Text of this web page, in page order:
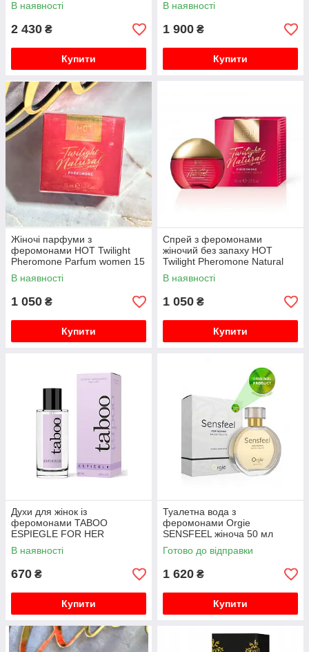
В наявності
2 430 ₴
Купити
В наявності
1 900 ₴
Купити
Жіночі парфуми з
феромонами HOT Twilight
Pheromone Parfum women 15
ml
В наявності
1 050 ₴
Купити
Спрей з феромонами
жіночий без запаху HOT
Twilight Pheromone Natural
Spray women 15 ml
В наявності
1 050 ₴
Купити
Духи для жінок із
феромонами TABOO
ESPIEGLE FOR HER
В наявності
670 ₴
Купити
Туалетна вода з
феромонами Orgie
SENSFEEL жіноча 50 мл
Готово до відправки
1 620 ₴
Купити